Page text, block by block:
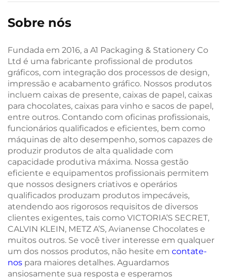
Sobre nós
Fundada em 2016, a A1 Packaging & Stationery Co
Ltd é uma fabricante profissional de produtos
gráficos, com integração dos processos de design,
impressão e acabamento gráfico. Nossos produtos
incluem caixas de presente, caixas de papel, caixas
para chocolates, caixas para vinho e sacos de papel,
entre outros. Contando com oficinas profissionais,
funcionários qualificados e eficientes, bem como
máquinas de alto desempenho, somos capazes de
produzir produtos de alta qualidade com
capacidade produtiva máxima. Nossa gestão
eficiente e equipamentos profissionais permitem
que nossos designers criativos e operários
qualificados produzam produtos impecáveis,
atendendo aos rigorosos requisitos de diversos
clientes exigentes, tais como VICTORIA’S SECRET,
CALVIN KLEIN, METZ A’S, Avianense Chocolates e
muitos outros. Se você tiver interesse em qualquer
um dos nossos produtos, não hesite em contate-
nos para maiores detalhes. Aguardamos
ansiosamente sua resposta e esperamos